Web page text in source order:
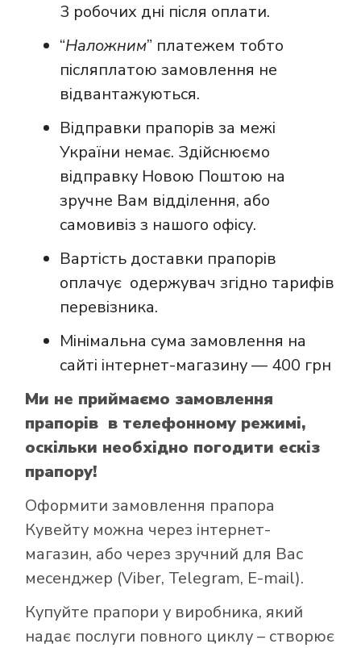
3 робочих дні після оплати.
“Наложним” платежем тобто
післяплатою замовлення не
відвантажуються.
Відправки прапорів за межі
України немає. Здійснюємо
відправку Новою Поштою на
зручне Вам відділення, або
самовивіз з нашого офісу.
Вартість доставки прапорів
оплачує одержувач згідно тарифів
перевізника.
Мінімальна сума замовлення на
сайті інтернет-магазину — 400 грн
Ми не приймаємо замовлення
прапорів в телефонному режимі,
оскільки необхідно погодити ескіз
прапору!
Оформити замовлення прапора
Кувейту можна через інтернет-
магазин, або через зручний для Вас
месенджер (Viber, Telegram, E-mail).
Купуйте прапори у виробника, який
надає послуги повного циклу – створює